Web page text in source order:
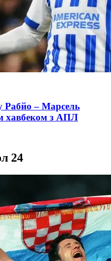
Рабйо – Марсель
хавбеком з АПЛ
24